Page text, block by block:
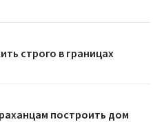
строго в границах
построить дом